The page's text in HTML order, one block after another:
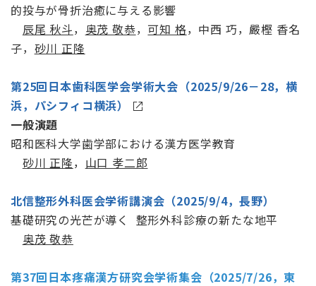
的投与が骨折治癒に与える影響
辰尾 秋斗， 奥茂 敬恭， 可知 格，中西 巧，嚴樫 香名
子， 砂川 正隆
第25回日本歯科医学会学術大会（2025/9/26－28，横
浜，パシフィコ横浜）
一般演題
昭和医科大学歯学部における漢方医学教育
砂川 正隆， 山口 孝二郎
北信整形外科医会学術講演会 （2025/9/4，長野）
基礎研究の光芒が導く 整形外科診療の新たな地平
奥茂 敬恭
第37回日本疼痛漢方研究会学術集会（2025/7/26，東